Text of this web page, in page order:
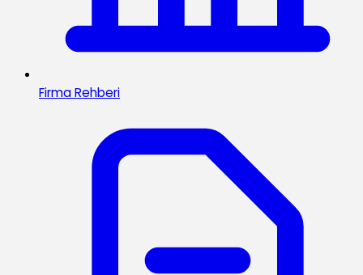
Firma Rehberi